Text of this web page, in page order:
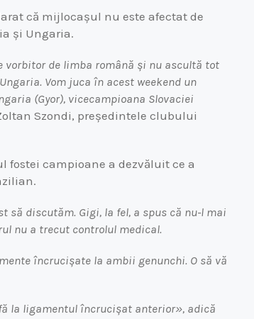
că mijlocașul nu este afectat de
și Ungaria.
vorbitor de limba română și nu ascultă tot
Vom juca în acest weekend un
(Gyor), vicecampioana Slovaciei
Szondi, președintele clubului
fostei campioane a dezvăluit ce a
să discutăm. Gigi, la fel, a spus că nu-l mai
nu a trecut controlul medical.
încrucișate la ambii genunchi. O să vă
la ligamentul încrucișat anterior», adică